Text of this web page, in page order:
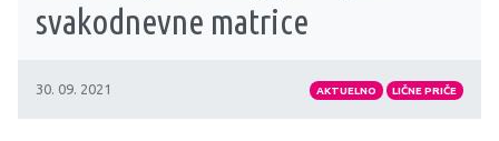
svakodnevne matrice
30. 09. 2021 AKTUELNO LIČNE PRIČE